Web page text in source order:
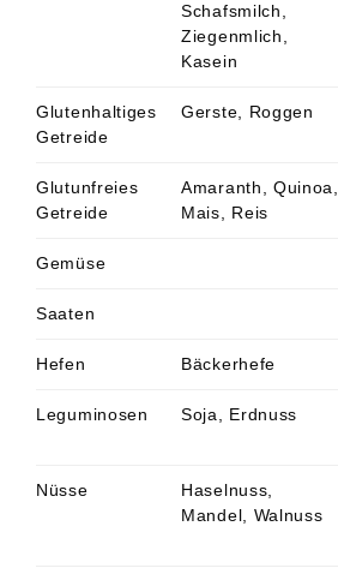
Schafsmilch,
Ziegenmlich,
Kasein
Glutenhaltiges
Getreide
Gerste, Roggen
Glutunfreies
Getreide
Amaranth, Quinoa,
Mais, Reis
Gemüse
Saaten
Hefen Bäckerhefe
Leguminosen Soja, Erdnuss
Nüsse
Haselnuss,
Mandel, Walnuss